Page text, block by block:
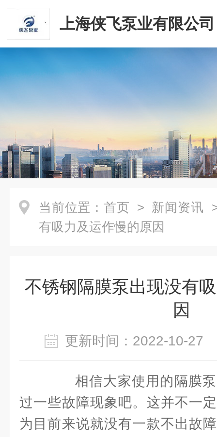
上海侠飞泵业有限公司
当前位置： 首页 > 新闻资讯
有吸力及运作慢的原因
不锈钢隔膜泵出现没有
因
更新时间：2022-10-
相信大家使用的隔膜泵
过一些故障现象吧。这并不一
为目前来说就没有一款不出故